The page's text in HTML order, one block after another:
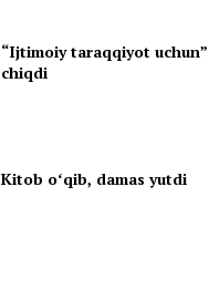
“Ijtimoiy taraqqiyot
chiqdi
Kitob oʻqib, damas yutdi